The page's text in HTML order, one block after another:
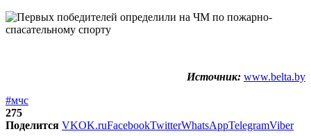
Источник: www.belta.by
#мчс
275
Поделится VKOK.ruFacebookTwitterWhatsAppTelegramViber